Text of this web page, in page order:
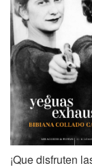
¡Que disfruten